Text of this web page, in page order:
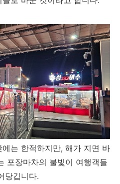
는 한적하지만, 해가 지면 바
포장마차의 불빛이 여행객들
당깁니다.